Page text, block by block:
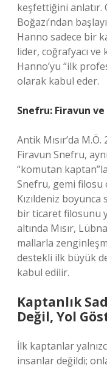
keşfettiğini anlatır.
Boğazı’ndan
Hanno sadece bir
lider, coğrafyacı
Hanno’yu “ilk
olarak kabul eder.
Snefru: Firavun
Antik Mısır’da
Firavun Snefru,
“komutan
Snefru, gemi filosu
Kızıldeniz
bir ticaret filosunu
altında Mısır,
mallarla
destekli ilk büyük
kabul edilir.
Kaptanlık
Değil, Yol
İlk kaptanlar
insanlar değildi;